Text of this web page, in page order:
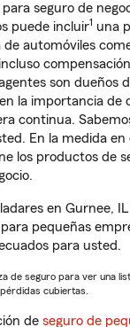
seguro de
puede incluir1 una
automóviles
son dueños
la importancia de
continua.
En la medida en
los productos de
en Gurnee,
pequeñas
para usted.
de seguro para ver una
cubiertas.
de seguro de